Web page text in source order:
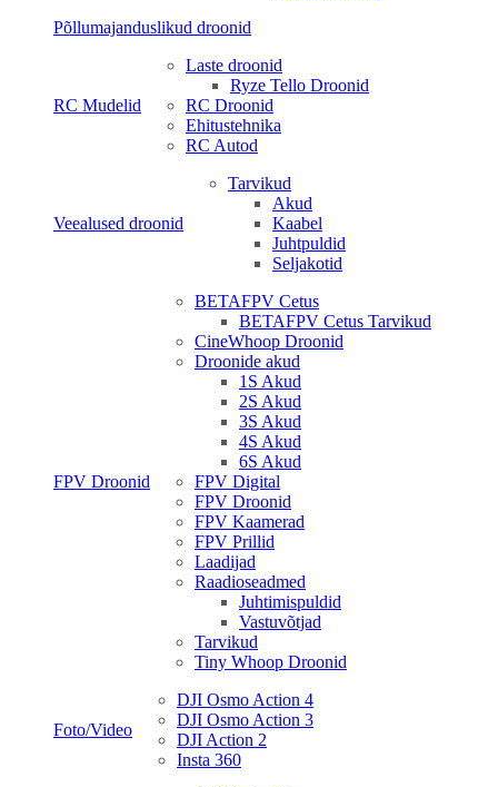
Põllumajanduslikud droonid
RC Mudelid
Laste droonid
Ryze Tello Droonid
RC Droonid
Ehitustehnika
RC Autod
Veealused droonid
Tarvikud
Akud
Kaabel
Juhtpuldid
Seljakotid
FPV Droonid
BETAFPV Cetus
BETAFPV Cetus Tarvikud
CineWhoop Droonid
Droonide akud
1S Akud
2S Akud
3S Akud
4S Akud
6S Akud
FPV Digital
FPV Droonid
FPV Kaamerad
FPV Prillid
Laadijad
Raadioseadmed
Juhtimispuldid
Vastuvõtjad
Tarvikud
Tiny Whoop Droonid
Foto/Video
DJI Osmo Action 4
DJI Osmo Action 3
DJI Action 2
Insta 360